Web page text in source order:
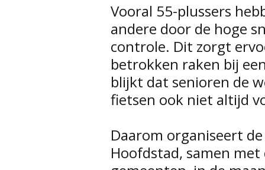
Vooral 55-plussers
andere door de hoge
controle. Dit zorgt
betrokken raken bij
blijkt dat senioren de
fietsen ook niet altijd
Daarom organiseert
Hoofdstad, samen